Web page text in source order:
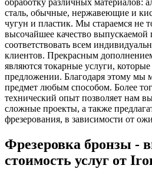
обработку различных материалов:
сталь, обычные, нержавеющие и
чугун и пластик. Мы стараемся не
высочайшее качество
соответствовать всем
клиентов. Прекрасным
являются токарные услуги,
предложении. Благодаря этому мы
предмет любым способом. Более
технический опыт позволяет нам
сложные проекты, а также
фрезерования, в зависимости от
Фрезеровка бронзы -
стоимость услуг от